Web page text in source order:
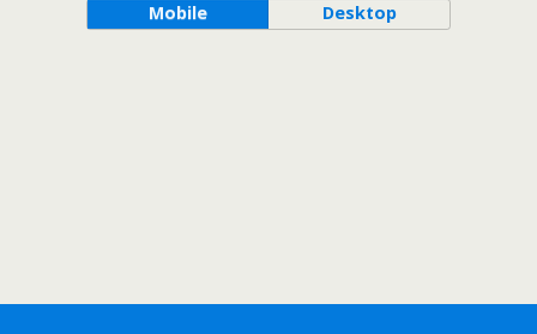
Mobile Desktop